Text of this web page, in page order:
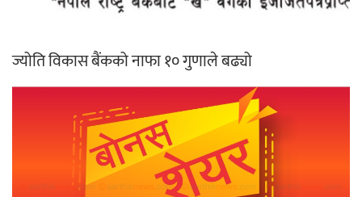
ज्योति विकास बैंकको नाफा १० गुणाले बढ्यो